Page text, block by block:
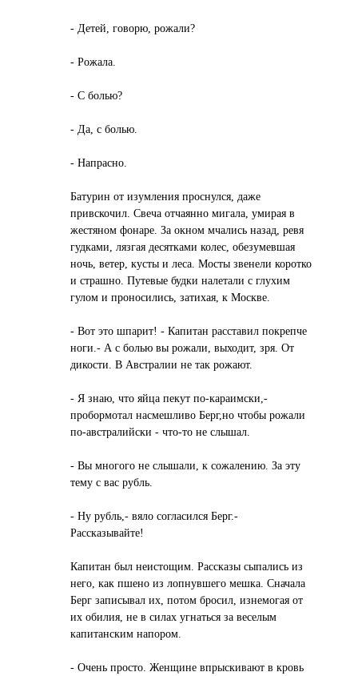
- Детей, говорю, рожали?
- Рожала.
- С болью?
- Да, с болью.
- Напрасно.
Батурин от изумления проснулся, даже
привскочил. Свеча отчаянно мигала, умирая в
жестяном фонаре. За окном мчались назад, ревя
гудками, лязгая десятками колес, обезумевшая
ночь, ветер, кусты и леса. Мосты звенели коротко
и страшно. Путевые будки налетали с глухим
гулом и проносились, затихая, к Москве.
- Вот это шпарит! - Капитан расставил покрепче
ноги.- А с болью вы рожали, выходит, зря. От
дикости. В Австралии не так рожают.
- Я знаю, что яйца пекут по-караимски,-
пробормотал насмешливо Берг,но чтобы рожали
по-австралийски - что-то не слышал.
- Вы многого не слышали, к сожалению. За эту
тему с вас рубль.
- Ну рубль,- вяло согласился Берг.-
Рассказывайте!
Капитан был неистощим. Рассказы сыпались из
него, как пшено из лопнувшего мешка. Сначала
Берг записывал их, потом бросил, изнемогая от
их обилия, не в силах угнаться за веселым
капитанским напором.
- Очень просто. Женщине впрыскивают в кровь